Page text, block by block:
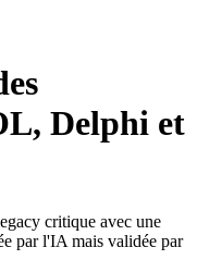
Delphi et
critique avec une
par l'IA mais validée par